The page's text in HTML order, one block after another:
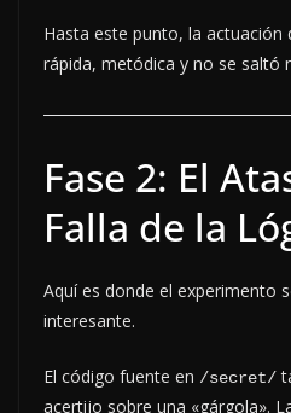
Hasta este punto, la actuación
rápida, metódica y no se saltó
Fase 2: El
Falla de la
Aquí es donde el experimento
interesante.
El código fuente en /secret/
acertijo sobre una «gárgola».